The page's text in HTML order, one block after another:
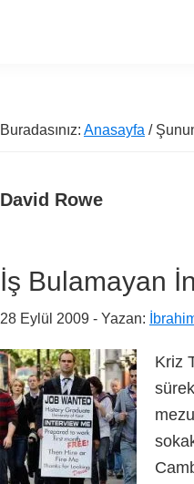
Buradasınız: Anasayfa /
David Rowe
İş Bulamayan
28 Eylül 2009 - Yazan:
Kriz